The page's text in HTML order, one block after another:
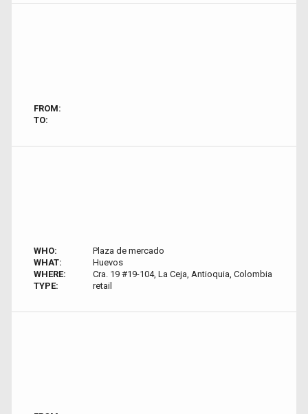
FROM:
TO:
WHO:
Plaza de mercado
WHAT:
Huevos
WHERE:
Cra. 19 #19-104, La Ceja, Antioquia, Colombia
TYPE:
retail